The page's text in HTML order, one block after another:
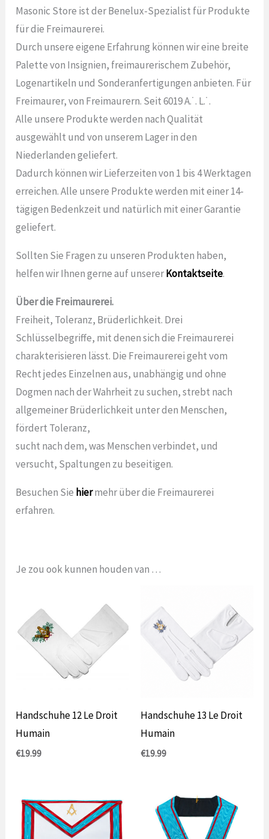
Masonic Store ist der Benelux-Spezialist für Produkte
für die Freimaurerei.
Durch unsere eigene Erfahrung können wir eine breite
Palette von Insignien, freimaurerischem Zubehör,
Logenartikeln und Sonderanfertigungen anbieten. Für
Freimaurer, von Freimaurern. Seit 6019 A.˙. L.˙.
Alle unsere Produkte werden nach Qualität
ausgewählt und von unserem Lager in den
Niederlanden geliefert.
Dadurch können wir Lieferzeiten von 1 bis 4 Werktagen
erreichen. Alle unsere Produkte werden mit einer 14-
tägigen Bedenkzeit und natürlich mit einer Garantie
geliefert.
Sollten Sie Fragen zu unseren Produkten haben,
helfen wir Ihnen gerne auf unsererKontaktseite.
Über die Freimaurerei.
Freiheit, Toleranz, Brüderlichkeit. Drei
Schlüsselbegriffe, mit denen sich die Freimaurerei
charakterisieren lässt. Die Freimaurerei geht vom
Recht jedes Einzelnen aus, unabhängig und ohne
Dogmen nach der Wahrheit zu suchen, strebt nach
allgemeiner Brüderlichkeit unter den Menschen,
fördert Toleranz,
sucht nach dem, was Menschen verbindet, und
versucht, Spaltungen zu beseitigen.
Besuchen Sie hiermehr über die Freimaurerei
erfahren.
Je zou ook kunnen houden van …
Handschuhe 12 Le Droit
Humain
€19.99
Handschuhe 13 Le Droit
Humain
€19.99